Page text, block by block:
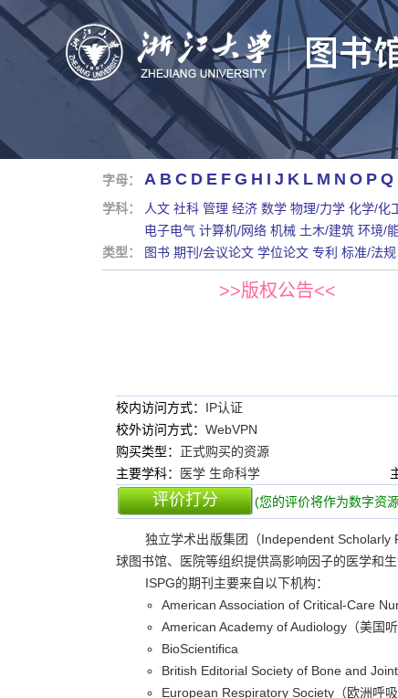
字母： A B C D E F G H I J K L M N O P Q
学科： 人文 社科 管理 经济 数学 物理/力学 化学/化
电子电气 计算机/网络 机械 土木/建筑 环境/
类型：
图书 期刊/会议论文 学位论文 专利 标准/法规
>>版权公告<<
校内访问方式： IP认证
校外访问方式： WebVPN
购买类型： 正式购买的资源
主要学科：
医学 生命科学
评价打分 (您的评价将作为数字资
独立学术出版集团（Independent Scholarly
球图书馆、医院等组织提供高影响因子的医学和生
ISPG的期刊主要来自以下机构：
American Association of Critical-Care
American Academy of Audiology（美国听
BioScientifica
British Editorial Society of Bone and
European Respiratory Society（欧洲呼吸